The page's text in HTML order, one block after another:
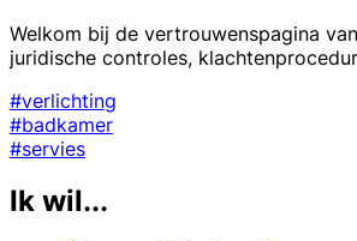
Welkom bij de vertrouwenspagina
juridische controles,
#verlichting
#badkamer
#servies
Ik wil...